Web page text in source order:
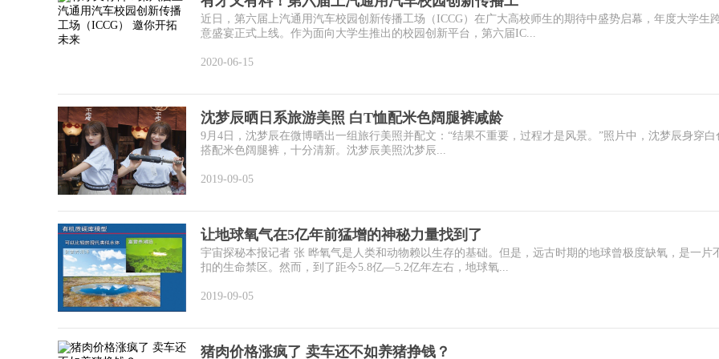
近日，第六届上汽通用汽车校园创新传播工场（ICCG）在广大高校师生的期待中盛势启幕，年度大学生
意盛宴正式上线。作为面向大学生推出的校园创新平台，第六届IC...
2020-06-15
沈梦辰晒日系旅游美照 白T恤配米色阔腿裤减龄
9月4日，沈梦辰在微博晒出一组旅行美照并配文：“结果不重要，过程才是风景。”照片中，沈梦辰身穿白
搭配米色阔腿裤，十分清新。沈梦辰美照沈梦辰...
2019-09-05
让地球氧气在5亿年前猛增的神秘力量找到了
宇宙探秘本报记者 张 晔氧气是人类和动物赖以生存的基础。但是，远古时期的地球曾极度缺氧，是一片
扣的生命禁区。然而，到了距今5.8亿—5.2亿年左右，地球氧...
2019-09-05
猪肉价格涨疯了 卖车还不如养猪挣钱？